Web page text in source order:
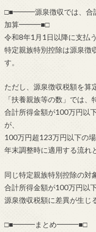
□■━━━源泉徴収では、合
加算━━━■□
令和8年1月1日以降に支払
特定親族特別控除は源泉徴
す。
ただし、源泉徴収税額を算
「扶養親族等の数」では、
合計所得金額が100万円以
が、
100万円超123万円以下の
年末調整時に適用する流れ
同じ特定親族特別控除の対
合計所得金額が100万円以
源泉徴収税額に差異が生じ
□■━━━まとめ━━━■□